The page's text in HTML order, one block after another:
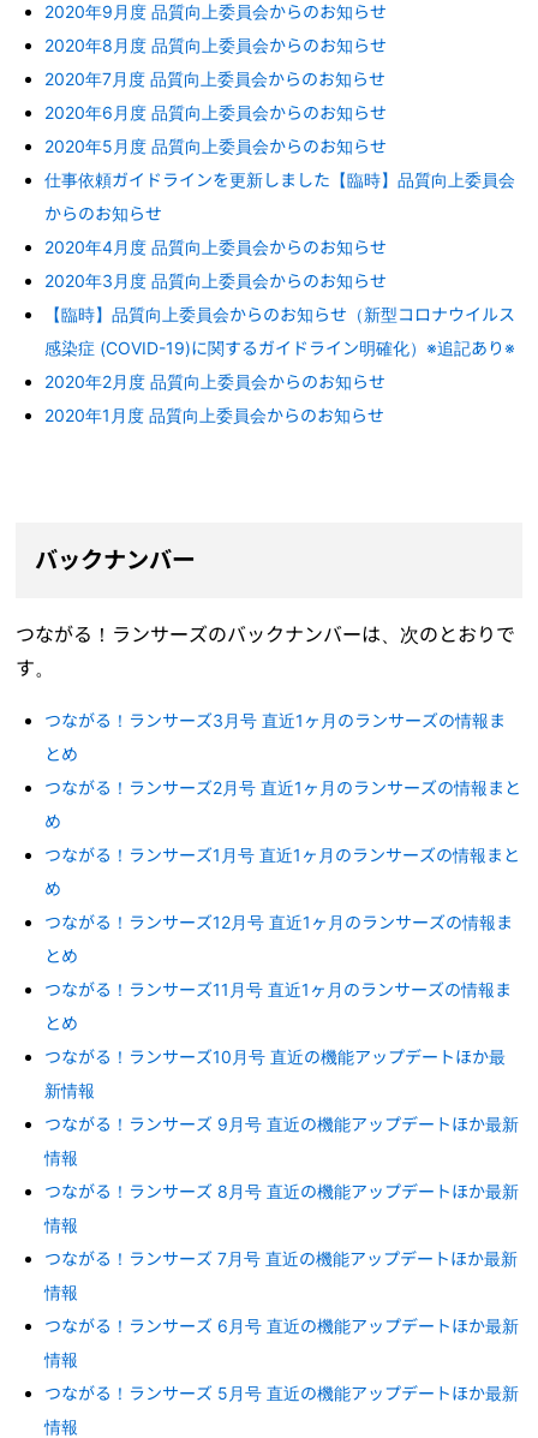
2020年9月度 品質向上委員会からのお知らせ
2020年8月度 品質向上委員会からのお知らせ
2020年7月度 品質向上委員会からのお知らせ
2020年6月度 品質向上委員会からのお知らせ
2020年5月度 品質向上委員会からのお知らせ
仕事依頼ガイドラインを更新しました【臨時】品質向上委員会
からのお知らせ
2020年4月度 品質向上委員会からのお知らせ
2020年3月度 品質向上委員会からのお知らせ
【臨時】品質向上委員会からのお知らせ（新型コロナウイルス
感染症 (COVID-19)に関するガイドライン明確化）※追記あり※
2020年2月度 品質向上委員会からのお知らせ
2020年1月度 品質向上委員会からのお知らせ
バックナンバー
つながる！ランサーズのバックナンバーは、次のとおりで
す。
つながる！ランサーズ3月号 直近1ヶ月のランサーズの情報ま
とめ
つながる！ランサーズ2月号 直近1ヶ月のランサーズの情報まと
め
つながる！ランサーズ1月号 直近1ヶ月のランサーズの情報まと
め
つながる！ランサーズ12月号 直近1ヶ月のランサーズの情報ま
とめ
つながる！ランサーズ11月号 直近1ヶ月のランサーズの情報ま
とめ
つながる！ランサーズ10月号 直近の機能アップデートほか最
新情報
つながる！ランサーズ 9月号 直近の機能アップデートほか最新
情報
つながる！ランサーズ 8月号 直近の機能アップデートほか最新
情報
つながる！ランサーズ 7月号 直近の機能アップデートほか最新
情報
つながる！ランサーズ 6月号 直近の機能アップデートほか最新
情報
つながる！ランサーズ 5月号 直近の機能アップデートほか最新
情報